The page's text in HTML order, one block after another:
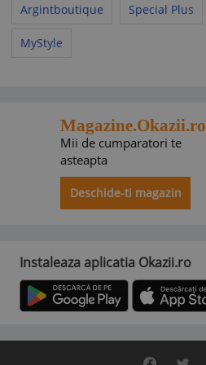
Argintboutique
Special Plus
MyStyle
Magazine.Okazii.ro
Mii de cumparatori te
asteapta
Deschide-ti magazin
Instaleaza aplicatia Okazii.ro